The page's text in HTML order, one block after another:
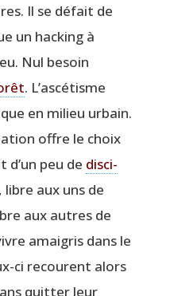
Il se défait de
un hacking à
Nul besoin
. L’ascétisme
en milieu urbain.
offre le choix
d’un peu de dis­ci­
libre aux uns de
aux autres de
amai­gris dans le
ci recourent alors
quit­ter leur